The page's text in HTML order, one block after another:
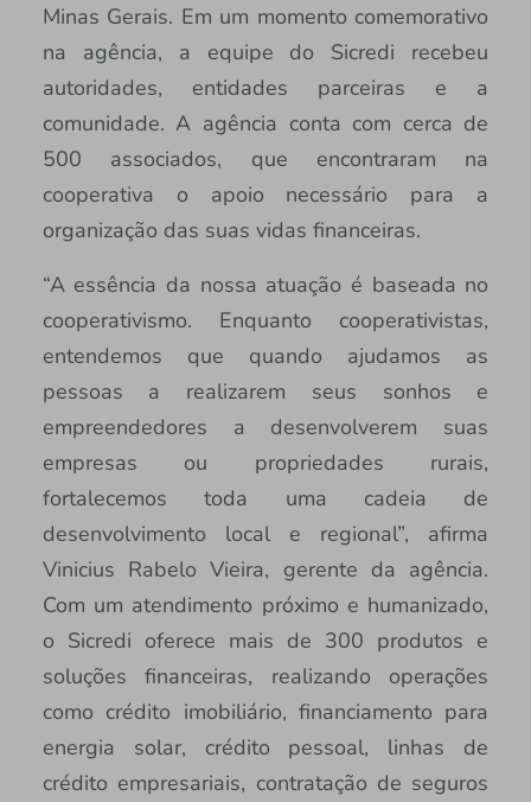
Minas Gerais. Em um momento comemorativo
na agência, a equipe do Sicredi recebeu
autoridades, entidades parceiras e a
comunidade. A agência conta com cerca de
500 associados, que encontraram na
cooperativa o apoio necessário para a
organização das suas vidas financeiras.
“A essência da nossa atuação é baseada no
cooperativismo. Enquanto cooperativistas,
entendemos que quando ajudamos as
pessoas a realizarem seus sonhos e
empreendedores a desenvolverem suas
empresas ou propriedades rurais,
fortalecemos toda uma cadeia de
desenvolvimento local e regional”, afirma
Vinicius Rabelo Vieira, gerente da agência.
Com um atendimento próximo e humanizado,
o Sicredi oferece mais de 300 produtos e
soluções financeiras, realizando operações
como crédito imobiliário, financiamento para
energia solar, crédito pessoal, linhas de
crédito empresariais, contratação de seguros